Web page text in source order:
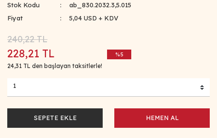
Stok Kodu
ab_830.2032.3,5.015
Fiyat
5,04 USD + KDV
240,22 TL
228,21 TL
24,31 TL den başlayan taksitlerle!
%5
SEPETE EKLE HEMEN AL